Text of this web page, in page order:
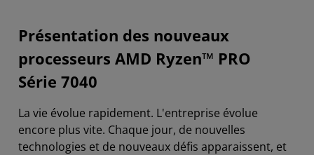
Présentation des nouveaux
processeurs AMD Ryzen™ PRO
Série 7040
La vie évolue rapidement. L'entreprise évolue
encore plus vite. Chaque jour, de nouvelles
technologies et de nouveaux défis apparaissent, et